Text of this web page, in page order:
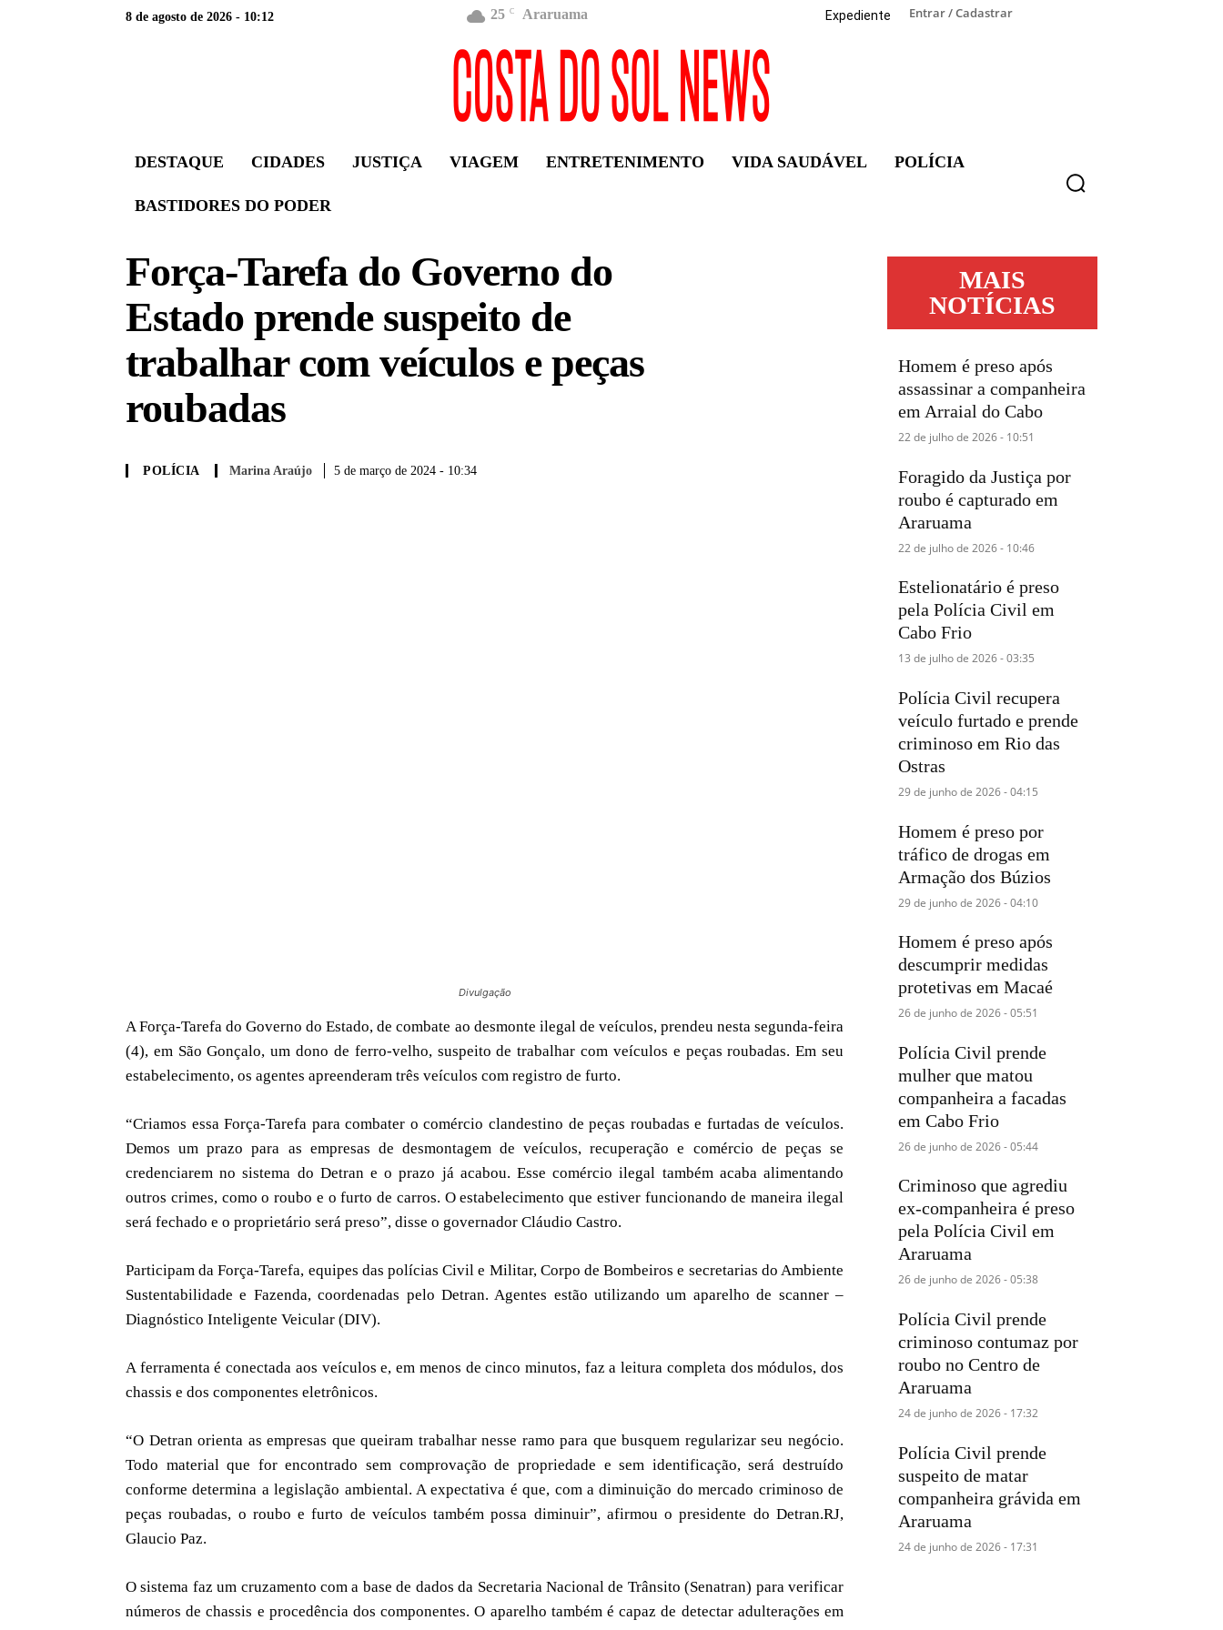
8 de agosto de 2026 - 10:12 25 C Araruama Entrar / Cadastrar
Expediente
DESTAQUE CIDADES JUSTIÇA VIAGEM ENTRETENIMENTO VIDA SAUDÁVEL POLÍCIA
BASTIDORES DO PODER
Força-Tarefa do Governo do
Estado prende suspeito de
trabalhar com veículos e peças
roubadas
POLÍCIA Marina Araújo 5 de março de 2024 - 10:34
Divulgação
A Força-Tarefa do Governo do Estado, de combate ao desmonte ilegal de veículos, prendeu nesta segunda-feira
(4), em São Gonçalo, um dono de ferro-velho, suspeito de trabalhar com veículos e peças roubadas. Em seu
estabelecimento, os agentes apreenderam três veículos com registro de furto.
“⁠Criamos essa Força-Tarefa para combater o comércio clandestino de peças roubadas e furtadas de veículos.
Demos um prazo para as empresas de desmontagem de veículos, recuperação e comércio de peças se
credenciarem no sistema do Detran e o prazo já acabou. Esse comércio ilegal também acaba alimentando
outros crimes, como o roubo e o furto de carros. O estabelecimento que estiver funcionando de maneira ilegal
será fechado e o proprietário será preso”, disse o governador Cláudio Castro.
Participam da Força-Tarefa, equipes das polícias Civil e Militar, Corpo de Bombeiros e secretarias do Ambiente
Sustentabilidade e Fazenda, coordenadas pelo Detran. Agentes estão utilizando um aparelho de scanner –
Diagnóstico Inteligente Veicular (DIV).
A ferramenta é conectada aos veículos e, em menos de cinco minutos, faz a leitura completa dos módulos, dos
chassis e dos componentes eletrônicos.
“⁠O Detran orienta as empresas que queiram trabalhar nesse ramo para que busquem regularizar seu negócio.
Todo material que for encontrado sem comprovação de propriedade e sem identificação, será destruído
conforme determina a legislação ambiental. A expectativa é que, com a diminuição do mercado criminoso de
peças roubadas, o roubo e furto de veículos também possa diminuir”, afirmou o presidente do Detran.RJ,
Glaucio Paz.
O sistema faz um cruzamento com a base de dados da Secretaria Nacional de Trânsito (Senatran) para verificar
números de chassis e procedência dos componentes. O aparelho também é capaz de detectar adulterações em
MAIS
NOTÍCIAS
Homem é preso após
assassinar a companheira
em Arraial do Cabo
22 de julho de 2026 - 10:51
Foragido da Justiça por
roubo é capturado em
Araruama
22 de julho de 2026 - 10:46
Estelionatário é preso
pela Polícia Civil em
Cabo Frio
13 de julho de 2026 - 03:35
Polícia Civil recupera
veículo furtado e prende
criminoso em Rio das
Ostras
29 de junho de 2026 - 04:15
Homem é preso por
tráfico de drogas em
Armação dos Búzios
29 de junho de 2026 - 04:10
Homem é preso após
descumprir medidas
protetivas em Macaé
26 de junho de 2026 - 05:51
Polícia Civil prende
mulher que matou
companheira a facadas
em Cabo Frio
26 de junho de 2026 - 05:44
Criminoso que agrediu
ex-companheira é preso
pela Polícia Civil em
Araruama
26 de junho de 2026 - 05:38
Polícia Civil prende
criminoso contumaz por
roubo no Centro de
Araruama
24 de junho de 2026 - 17:32
Polícia Civil prende
suspeito de matar
companheira grávida em
Araruama
24 de junho de 2026 - 17:31